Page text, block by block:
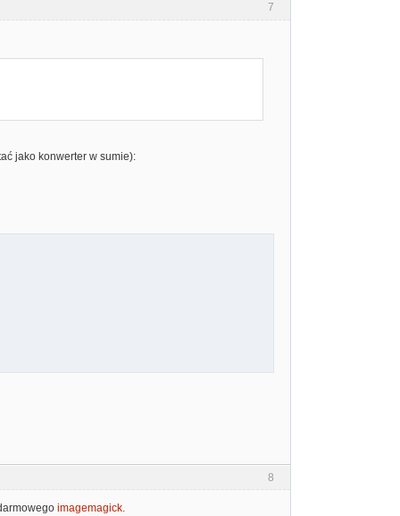
7
jako konwerter w sumie):
8
imagemagick.